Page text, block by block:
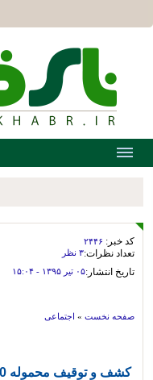
کد خبر: ۲۴۴۶
تعداد نظرات:۳ نظر
تاریخ انتشار:۰۵ تير ۱۳۹۵ - ۱۵:۰۴
صفحه نخست » اجتماعی